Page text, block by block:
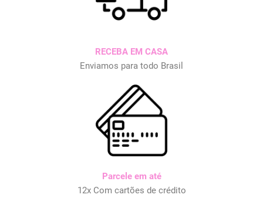
RECEBA EM CASA
Enviamos para todo Brasil
Parcele em até
12x Com cartões de crédito